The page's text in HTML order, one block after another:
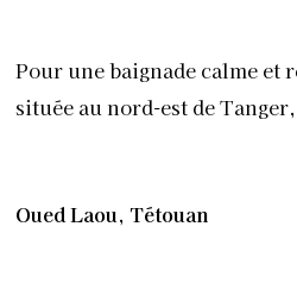
Pour une baignade calme et
située au nord-est de
Oued Laou, Tétouan